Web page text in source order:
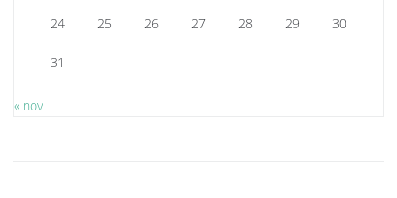
24 25 26 27 28 29 30
31
« nov